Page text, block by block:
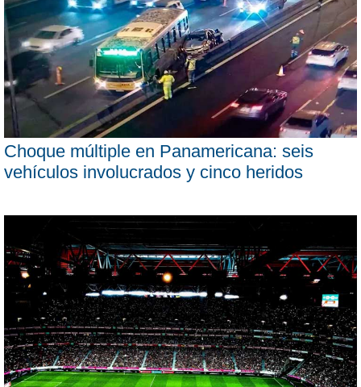
Choque múltiple en Panamericana: seis
vehículos involucrados y cinco heridos